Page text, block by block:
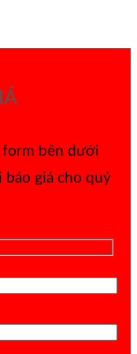
bên dưới
giá cho quý